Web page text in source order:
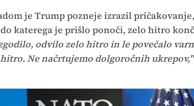
je Trump pozneje izrazil pričakovanje,
katerega je prišlo ponoči, zelo hitro
odvilo zelo hitro in le povečalo
hitro. Ne načrtujemo dolgoročnih ukrepov,"